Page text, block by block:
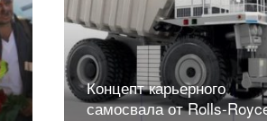
Концепт карьерного
самосвала от Rolls-